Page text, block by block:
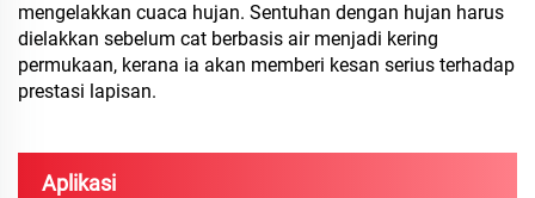
mengelakkan cuaca hujan. Sentuhan dengan hujan harus
dielakkan sebelum cat berbasis air menjadi kering
permukaan, kerana ia akan memberi kesan serius terhadap
prestasi lapisan.
Aplikasi